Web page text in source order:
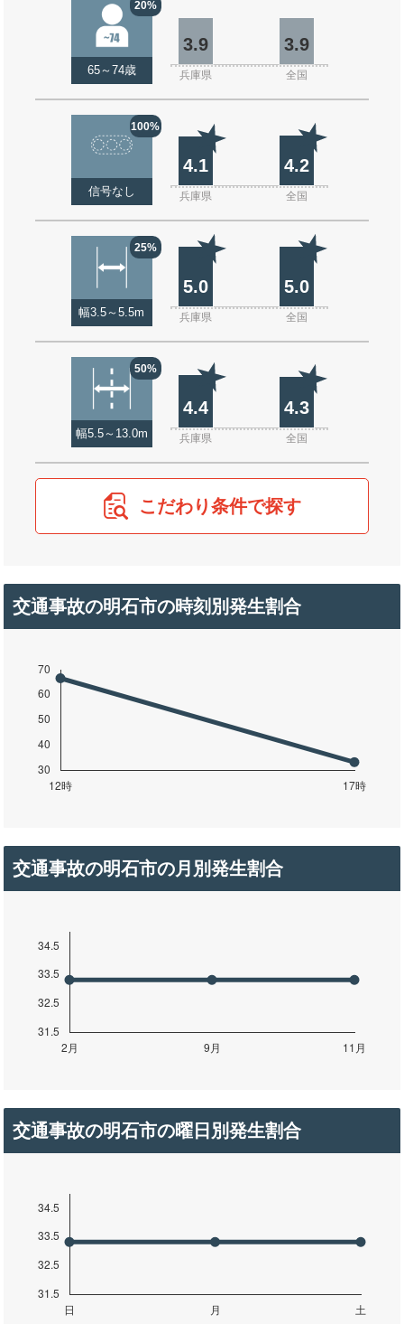
20%
65～74歳
3.9 3.9
兵庫県 全国
100%
信号なし
4.1 4.2
兵庫県 全国
25%
幅3.5～5.5m
5.0 5.0
兵庫県 全国
50%
幅5.5～13.0m
4.4 4.3
兵庫県 全国
こだわり条件で探す
交通事故の明石市の時刻別発生割合
交通事故の明石市の月別発生割合
交通事故の明石市の曜日別発生割合